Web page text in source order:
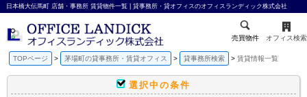
日本橋大伝馬町 店舗・事務所 賃貸物件一覧 | 貸事務所・貸オフィスのオフィスランディック株式会社
売買物件 オフィス検索
TOPページ 茅場町の貸事務所・賃貸オフィス 貸事務所検索 賃貸情報一覧
選択中の条件